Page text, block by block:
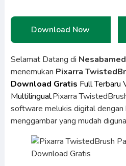
Download Now
Selamat Datang di
menemukan Pixarra
Download Gratis Full Terbaru
Multilingual.Pixarra
software melukis digital
menggambar yang mudah